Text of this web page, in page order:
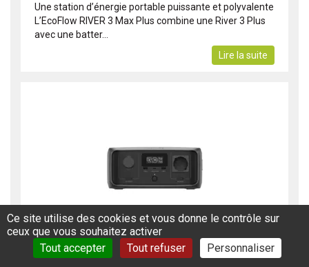
Une station d’énergie portable puissante et polyvalente
L’EcoFlow RIVER 3 Max Plus combine une River 3 Plus
avec une batter...
Lire la suite
BATTERIE LITHIUM-ION ECOFLOW RIVER 3 UPS
Ce site utilise des cookies et vous donne le contrôle sur
ceux que vous souhaitez activer
Tout accepter
Tout refuser Personnaliser